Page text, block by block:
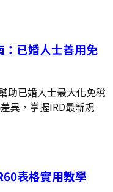
已婚人士善用免
助已婚人士最大化免稅
異，掌握IRD最新規
表格實用教學